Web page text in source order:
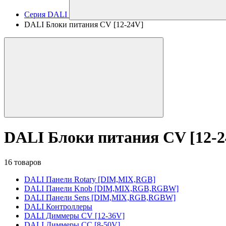
Серия DALI
DALI Блоки питания CV [12-24V]
DALI Блоки питания CV [12-
16 товаров
DALI Панели Rotary [DIM,MIX,RGB]
DALI Панели Knob [DIM,MIX,RGB,RGBW]
DALI Панели Sens [DIM,MIX,RGB,RGBW]
DALI Контроллеры
DALI Диммеры CV [12-36V]